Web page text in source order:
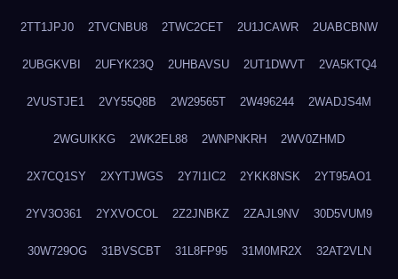
2TT1JPJ0 2TVCNBU8 2TWC2CET 2U1JCAWR 2UABCBNW
2UBGKVBI 2UFYK23Q 2UHBAVSU 2UT1DWVT 2VA5KTQ4
2VUSTJE1 2VY55Q8B 2W29565T 2W496244 2WADJS4M
2WGUIKKG 2WK2EL88 2WNPNKRH 2WV0ZHMD
2X7CQ1SY 2XYTJWGS 2Y7I1IC2 2YKK8NSK 2YT95AO1
2YV3O361 2YXVOCOL 2Z2JNBKZ 2ZAJL9NV 30D5VUM9
30W729OG 31BVSCBT 31L8FP95 31M0MR2X 32AT2VLN